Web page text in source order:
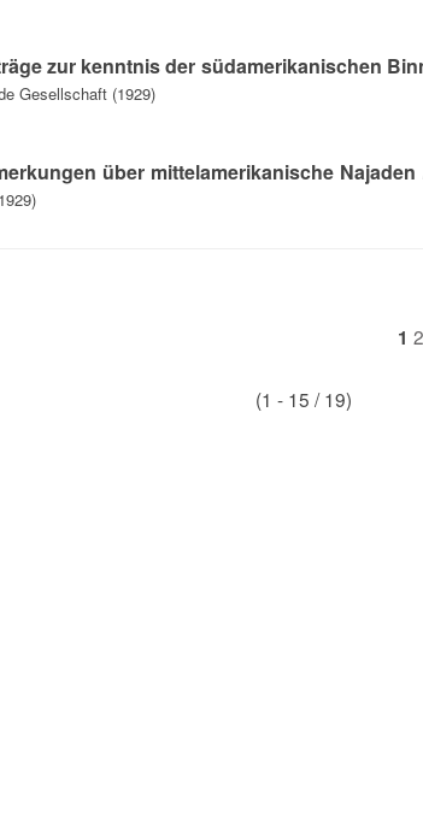
zur kenntnis der südamerikanischen
Gesellschaft (1929)
über mittelamerikanische Najaden
1 2
(1 - 15 / 19)